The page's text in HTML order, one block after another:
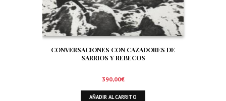
CONVERSACIONES CON CAZADORES DE
SARRIOS Y REBECOS
390,00€
AÑADIR AL CARRITO